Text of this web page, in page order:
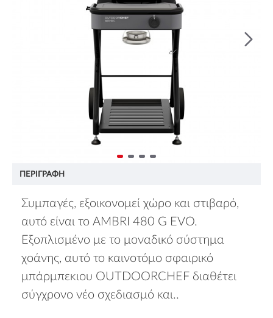
ΠΕΡΙΓΡΑΦΉ
Συμπαγές, εξοικονομεί χώρο και στιβαρό,
αυτό είναι το AMBRI 480 G EVO.
Εξοπλισμένο με το μοναδικό σύστημα
χοάνης, αυτό το καινοτόμο σφαιρικό
μπάρμπεκιου OUTDOORCHEF διαθέτει
σύγχρονο νέο σχεδιασμό και..